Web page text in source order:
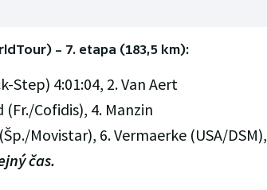
– 7. etapa (183,5 km):
Step) 4:01:04, 2. Van Aert
Cofidis), 4. Manzin
Movistar), 6. Vermaerke (USA/DSM),
čas.